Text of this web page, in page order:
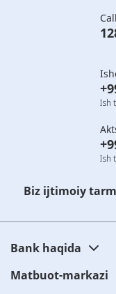
Ish
Ish
Biz ijtimoiy
Bank haqida
Matbuot-markazi